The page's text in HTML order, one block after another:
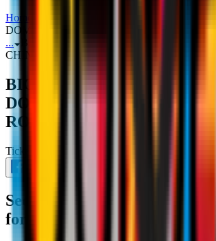
Home
BIGLIETTI MILAN-
DOMENICA AL CHINETTI CON LE
...
BIGLIETTI MILAN-GENOA: UNA
CHINETTI CON LE ROSSONERE
BIGLIETTI
DOMENICA AL CHINETTI
ROSSONERE
Ticketing
Seconda consecutiva in casa
formazione di Coach Bakker